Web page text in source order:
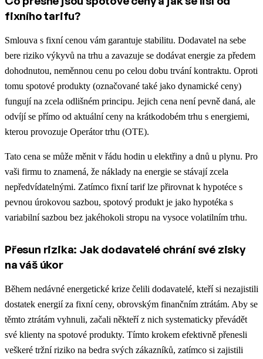
fixního tarifu?
Smlouva s fixní cenou vám garantuje stabilitu. Dodavatel na sebe
bere riziko výkyvů na trhu a zavazuje se dodávat energie za předem
dohodnutou, neměnnou cenu po celou dobu trvání kontraktu. Oproti
tomu spotové produkty (označované také jako dynamické ceny)
fungují na zcela odlišném principu. Jejich cena není pevně daná, ale
odvíjí se přímo od aktuální ceny na krátkodobém trhu s energiemi,
kterou provozuje Operátor trhu (OTE).
Tato cena se může měnit v řádu hodin u elektřiny a dnů u plynu. Pro
vaši firmu to znamená, že náklady na energie se stávají zcela
nepředvídatelnými. Zatímco fixní tarif lze přirovnat k hypotéce s
pevnou úrokovou sazbou, spotový produkt je jako hypotéka s
variabilní sazbou bez jakéhokoli stropu na vysoce volatilním trhu.
Přesun rizika: Jak dodavatelé chrání své zisky
na váš úkor
Během nedávné energetické krize čelili dodavatelé, kteří si nezajistili
dostatek energií za fixní ceny, obrovským finančním ztrátám. Aby se
těmto ztrátám vyhnuli, začali někteří z nich systematicky převádět
své klienty na spotové produkty. Tímto krokem efektivně přenesli
veškeré tržní riziko na bedra svých zákazníků, zatímco si zajistili